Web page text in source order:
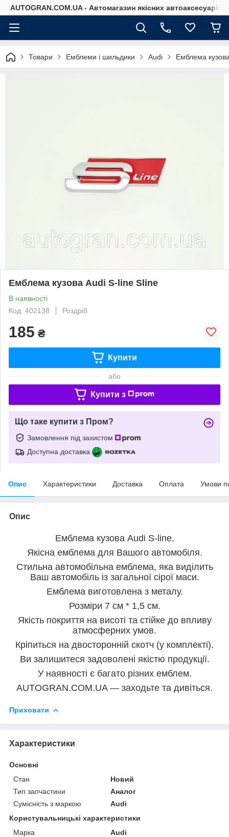
AUTOGRAN.COM.UA - Автомагазин якісних автоаксесуарів
Товари Емблеми і шильдики Audi Емблема
Емблема кузова Audi S-line Sline
В наявності
Код: 402138
Роздріб
185 ₴
Купити
або
Купити з
Що таке купити з Пром?
Замовлення під захистом
Доступна доставка
Опис Характеристики Доставка Оплата Умови
Опис
Емблема кузова Audi S-line.
Якісна емблема для Вашого автомобіля.
Стильна автомобільна емблема, яка виділить
Ваш автомобіль із загальної сірої маси.
Емблема виготовлена з металу.
Розміри 7 см * 1,5 см.
Якість покриття на висоті та стійке до впливу
атмосферних умов.
Кріпиться на двосторонній скотч (у комплекті).
Ви залишитеся задоволені якістю продукції.
У наявності є багато різних емблем.
AUTOGRAN.COM.UA — заходьте та дивіться.
Приховати
Характеристики
Основні
Стан
Новий
Тип запчастини
Аналог
Сумісність з маркою
Audi
Користувальницькі характеристики
Марка
Audi